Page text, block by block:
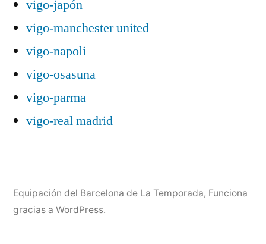
vigo-japón
vigo-manchester united
vigo-napoli
vigo-osasuna
vigo-parma
vigo-real madrid
Equipación del Barcelona de La Temporada, Funciona
gracias a WordPress.